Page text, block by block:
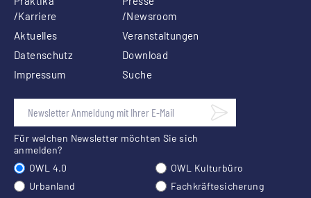
/Karriere
/Newsroom
Aktuelles
Veranstaltungen
Datenschutz
Download
Impressum
Suche
Für welchen Newsletter möchten Sie sich
anmelden?
OWL 4.0
OWL Kulturbüro
Urbanland
Fachkräftesicherung